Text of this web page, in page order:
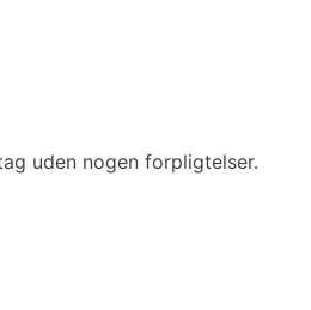
uden nogen forpligtelser.